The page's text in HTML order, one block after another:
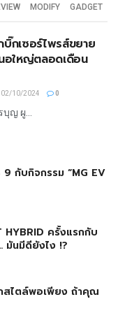
MODIFY GADGET
บิ๊กเซอร์ไพรส์ขยาย
อใหญ่ตลอดเดือน
02/10/2024 0
ญ ผู...
กับกิจกรรม “MG EV
HYBRID ครั้งแรกกับ
มันมีดียังไง !?
กสไตล์พอเพียง ถ้าคุณ